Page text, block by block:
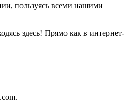
пользуясь всеми нашими
здесь! Прямо как в интернет-